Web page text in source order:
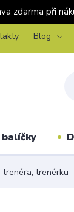
zdarma při
Blog
trenéra, trenérku